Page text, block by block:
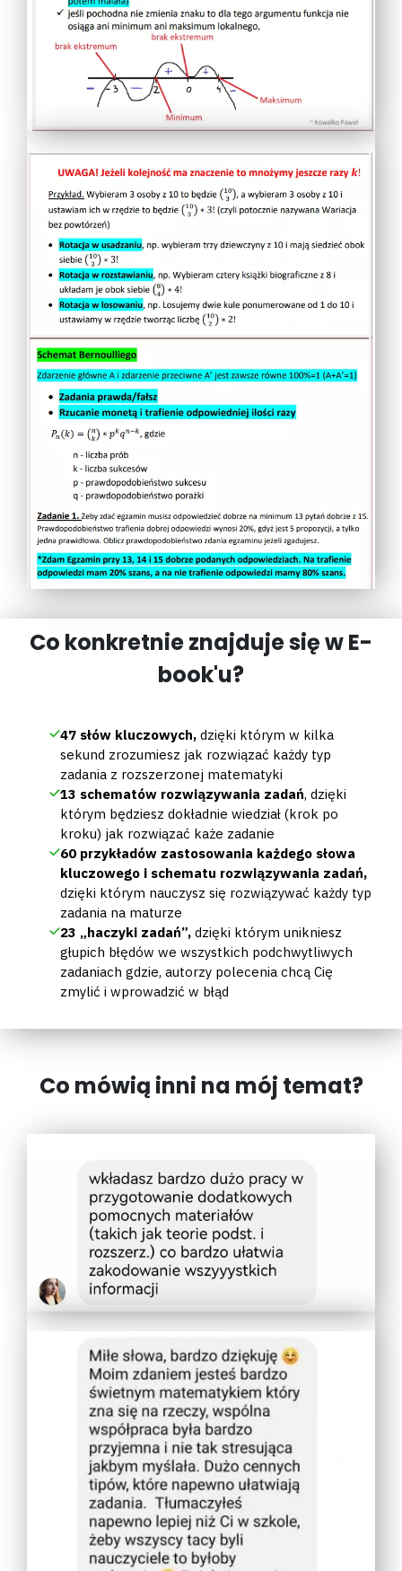
Co konkretnie znajduje się w E-
book'u?
47 słów kluczowych, dzięki którym w kilka
sekund zrozumiesz jak rozwiązać każdy typ
zadania z rozszerzonej matematyki
13 schematów rozwiązywania zadań, dzięki
którym będziesz dokładnie wiedział (krok po
kroku) jak rozwiązać każe zadanie
60 przykładów zastosowania każdego słowa
kluczowego i schematu rozwiązywania zadań,
dzięki którym nauczysz się rozwiązywać każdy typ
zadania na maturze
23 „haczyki zadań”, dzięki którym unikniesz
głupich błędów we wszystkich podchwytliwych
zadaniach gdzie, autorzy polecenia chcą Cię
zmylić i wprowadzić w błąd
Co mówią inni na mój temat?